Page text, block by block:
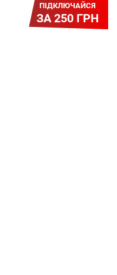
ПІДКЛЮЧАЙСЯ
ЗА 250 ГРН